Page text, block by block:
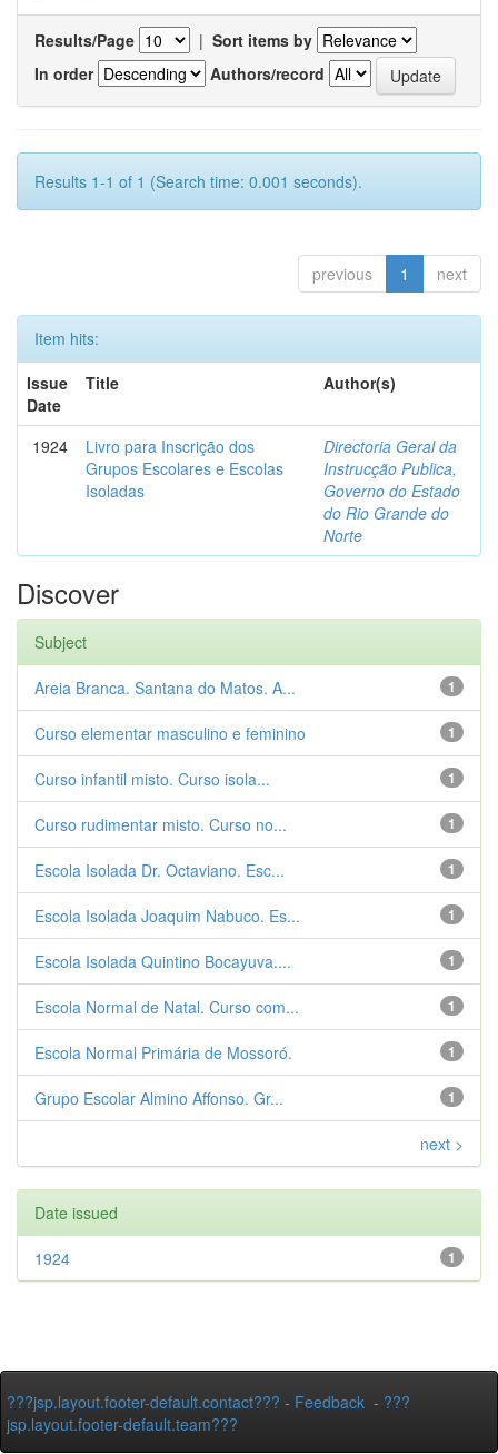
Results/Page | Sort items by
In order
Authors/record
Results 1-1 of 1 (Search time: 0.001 seconds).
previous 1 next
Item hits:
Issue
Date
Title Author(s)
1924
Livro para Inscrição dos
Grupos Escolares e Escolas
Isoladas
Directoria Geral da
Instrucção Publica,
Governo do Estado
do Rio Grande do
Norte
Discover
Subject
1
Areia Branca. Santana do Matos. A...
1
Curso elementar masculino e feminino
1
Curso infantil misto. Curso isola...
1
Curso rudimentar misto. Curso no...
1
Escola Isolada Dr. Octaviano. Esc...
1
Escola Isolada Joaquim Nabuco. Es...
1
Escola Isolada Quintino Bocayuva....
1
Escola Normal de Natal. Curso com...
1
Escola Normal Primária de Mossoró.
1
Grupo Escolar Almino Affonso. Gr...
next >
Date issued
1
1924
???jsp.layout.footer-default.contact??? - Feedback - ???
jsp.layout.footer-default.team???